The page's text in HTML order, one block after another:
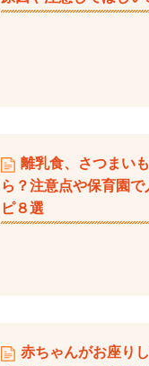
離乳食、さつまい
ら？注意点や保育園で
ピ８選
赤ちゃんがお座り